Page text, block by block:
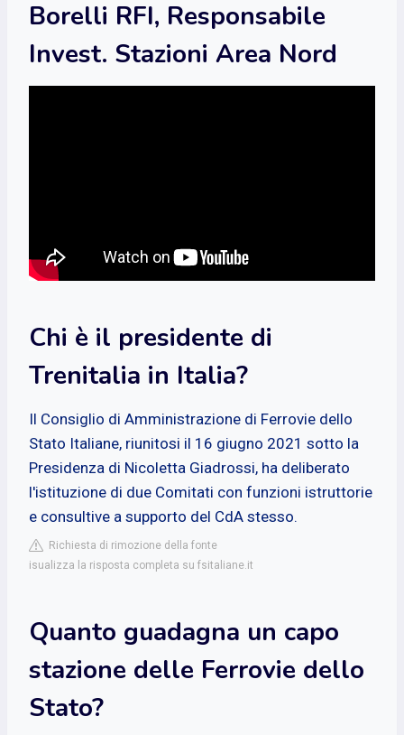
Borelli RFI, Responsabile
Invest. Stazioni Area Nord
Chi è il presidente di
Trenitalia in Italia?
Il Consiglio di Amministrazione di Ferrovie dello
Stato Italiane, riunitosi il 16 giugno 2021 sotto la
Presidenza di Nicoletta Giadrossi, ha deliberato
l'istituzione di due Comitati con funzioni istruttorie
e consultive a supporto del CdA stesso.
Richiesta di rimozione della fonte
isualizza la risposta completa su fsitaliane.it
Quanto guadagna un capo
stazione delle Ferrovie dello
Stato?